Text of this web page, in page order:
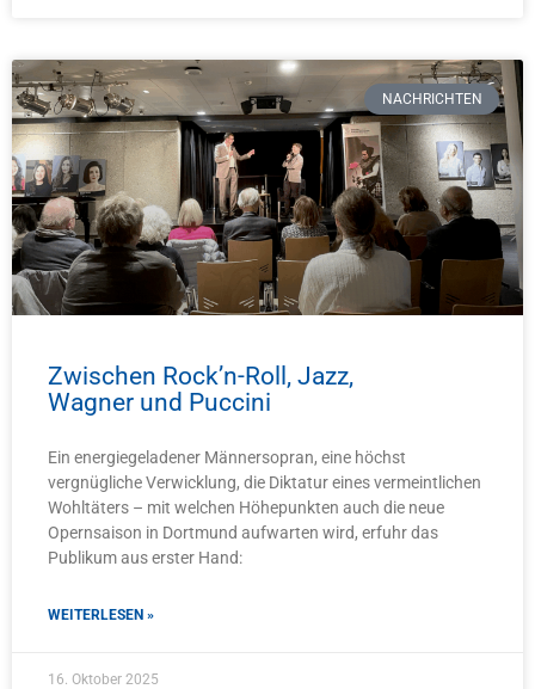
NACHRICHTEN
Zwischen Rock’n-Roll, Jazz,
Wagner und Puccini
Ein energiegeladener Männersopran, eine höchst
vergnügliche Verwicklung, die Diktatur eines vermeintlichen
Wohltäters – mit welchen Höhepunkten auch die neue
Opernsaison in Dortmund aufwarten wird, erfuhr das
Publikum aus erster Hand:
WEITERLESEN »
16. Oktober 2025